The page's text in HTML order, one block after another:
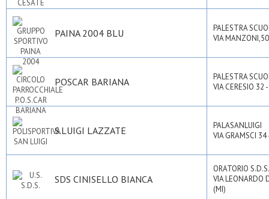
PAINA 2004 BLU
PALESTRA
VIA
POSCAR BARIANA
PALESTRA
VIA CERESIO
S.LUIGI LAZZATE
PALASANLUIGI
VIA GRAMSCI
SDS CINISELLO BIANCA
ORATORIO S.D.S.
VIA LEONARDO
(MI)